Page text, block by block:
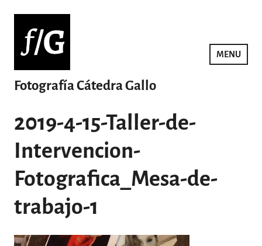
contenido
Fotografía Cátedra Gallo
MENU
2019-4-15-Taller-de-
Intervencion-
Fotografica_Mesa-de-
trabajo-1